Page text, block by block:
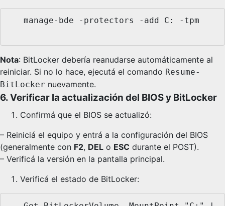
Nota: BitLocker debería reanudarse automáticamente al
reiniciar. Si no lo hace, ejecutá el comando Resume-
BitLocker nuevamente.
6. Verificar la actualización del BIOS y BitLocker
Confirmá que el BIOS se actualizó:
– Reiniciá el equipo y entrá a la configuración del BIOS
(generalmente con F2, DEL o ESC durante el POST).
– Verificá la versión en la pantalla principal.
Verificá el estado de BitLocker: